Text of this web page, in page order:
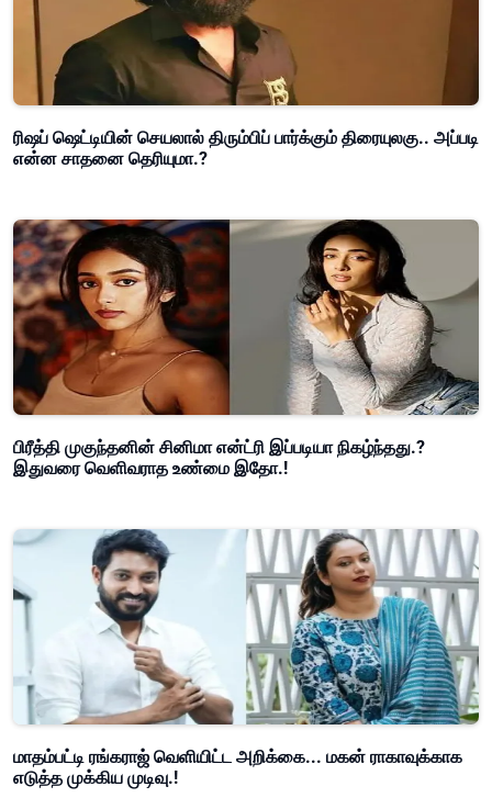
ரிஷப் ஷெட்டியின் செயலால் திரும்பிப் பார்க்கும் திரையுலகு.. அப்படி
என்ன சாதனை தெரியுமா.?
பிரீத்தி முகுந்தனின் சினிமா என்ட்ரி இப்படியா நிகழ்ந்தது.?
இதுவரை வெளிவராத உண்மை இதோ.!
மாதம்பட்டி ரங்கராஜ் வெளியிட்ட அறிக்கை... மகன் ராகாவுக்காக
எடுத்த முக்கிய முடிவு.!